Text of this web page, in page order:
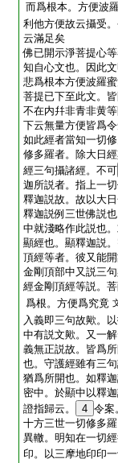
而爲根本。方便波
利他方便故云攝受
云滿足矣
佛已開示淨菩提心
知自心文也。因此
悲爲根本方便波羅
菩提已下至此文。
不在内幷非青非黄
下云無量方便皆爲
如此經者當知一切
修多羅者。除大日
經三句攝諸經。不可
迦所説者。指上一
釋迦説故。故以大
釋迦説例三世佛説
中就淺略作此説也
顯經也。顯釋迦説
頂經等者。彼又能
金剛頂部中又説三
經金剛頂經等説。
爲根。方便爲究竟
入義即三句故歟。
中有説文歟。又一
義無正説故。皆爲
也。守護經雖有三
猶爲所開也。如釋
密中。於顯中以釋
證指歸云。
4 令案
十方三世一切修多
異轍。明知在一切
印。以三摩地印印